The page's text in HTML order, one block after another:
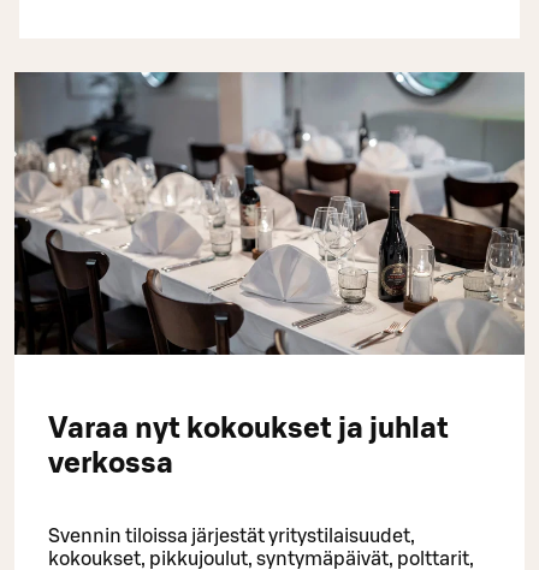
Varaa nyt kokoukset ja juhlat
verkossa
Svennin tiloissa järjestät yritystilaisuudet,
kokoukset, pikkujoulut, syntymäpäivät, polttarit,